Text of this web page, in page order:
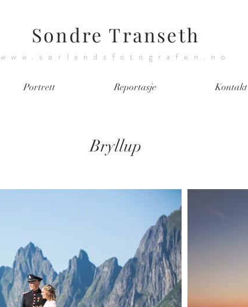
Sondre Transeth
www.sørlandsfotografen.no
Portrett Reportasje Kontakt
Bryllup